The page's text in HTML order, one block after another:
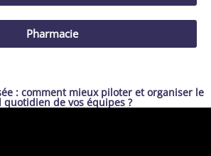
Pharmacie
: comment mieux piloter et organiser le
quotidien de vos équipes ?